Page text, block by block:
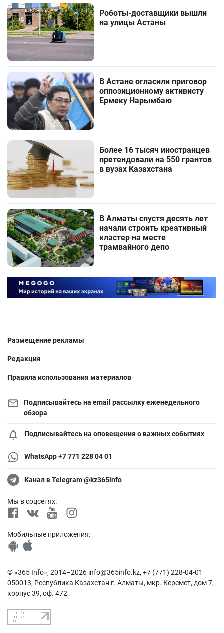
Роботы-доставщики вышли
на улицы Астаны
В Астане огласили приговор
оппозиционному активисту
Ермеку Нарымбаю
Более 16 тысяч иностранцев
претендовали на 550 грантов
в вузах Казахстана
В Алматы спустя десять лет
начали строить креативный
кластер на месте
трамвайного депо
Размещение рекламы
Редакция
Правила использования материалов
Подписывайтесь на email рассылку еженедельного
обзора
Подписывайтесь на оповещения о важных событиях
WhatsApp +7 771 228 04 01
Канал в Telegram @kz365info
Мы в соцсетях:
Мобильные приложения:
© «365 Info», 2014–2026 info@365info.kz, +7 (771) 228-04-01
050013, Республика Казахстан г. Алматы, мкр. Керемет, дом 7,
корпус 39, оф. 472